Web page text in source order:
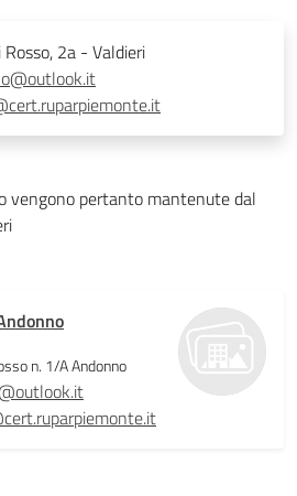
2a - Valdieri
vengono pertanto mantenute dal
n. 1/A Andonno